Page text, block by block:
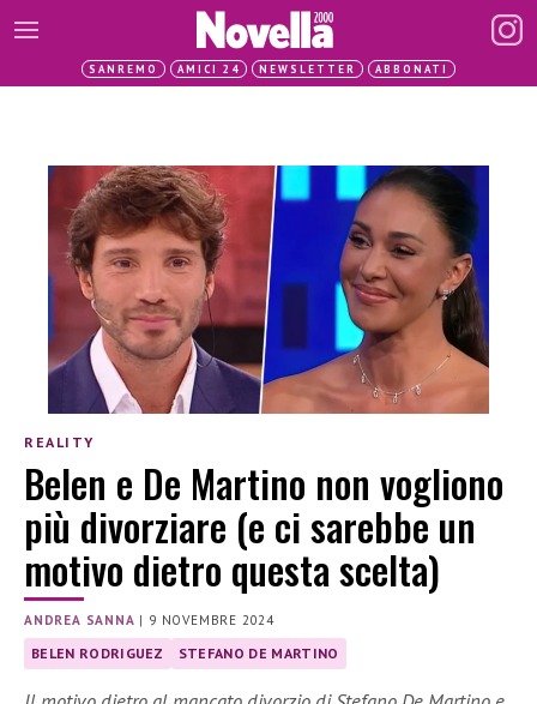
SANREMO AMICI 24 NEWSLETTER ABBONATI
REALITY
Belen e De Martino non vogliono
più divorziare (e ci sarebbe un
motivo dietro questa scelta)
ANDREA SANNA | 9 NOVEMBRE 2024
BELEN RODRIGUEZ STEFANO DE MARTINO